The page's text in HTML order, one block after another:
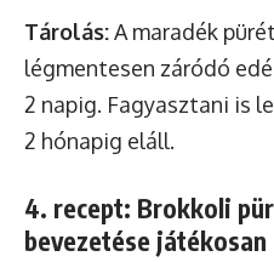
Tárolás:A maradék
légmentesen záródó
2 napig. Fagyasztani is
2 hónapig eláll.
4. recept: Brokkoli
bevezetése játékosan